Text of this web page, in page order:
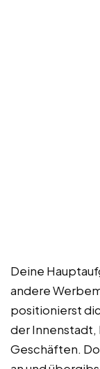
Deine
andere
positionierst
der Innenstadt,
Geschäften.